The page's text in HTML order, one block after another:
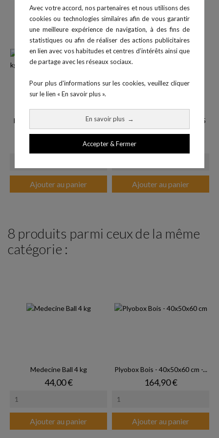
Avec votre accord, nos partenaires et nous utilisons des
cookies ou technologies similaires afin de vous garantir
une meilleure expérience de navigation, à des fins de
statistiques ou afin de réaliser des actions publicitaires
en lien avec vos habitudes et centres d’intérêts ainsi que
de partage avec les réseaux sociaux.
Pour plus d'informations sur les cookies, veuillez cliquer
sur le lien « En savoir plus ».
En savoir plus →
Accepter & Fermer
Haltères Hexa Monobloc 2 kg
Prix
14,50 €
Ajouter au panier
Haltères Hexa Monobloc 17.5
kg
Ajouter au panier
8 produits parmi ceux de la même
catégorie :
Medecine Ball 4 kg
Prix
44,00 €
Ajouter au panier
Plyobox Bois - 40x50x60 cm -...
Prix
164,90 €
Ajouter au panier